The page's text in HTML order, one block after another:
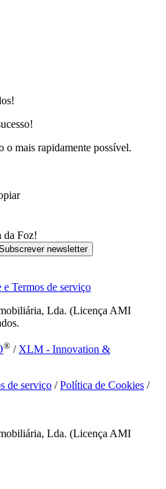
o mais rapidamente possível.
da Foz!
newsletter
Termos de serviço
Lda. (Licença AMI
® / XLM - Innovation &
de serviço /Política de Cookies /
Lda. (Licença AMI